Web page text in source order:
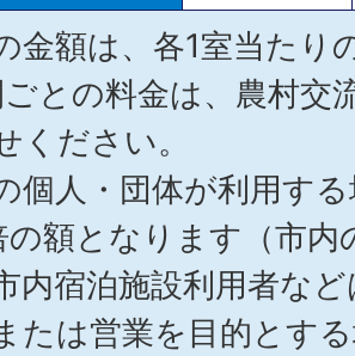
金額は、各1室当たり
ごとの料金は、農村交
ください。
個人・団体が利用す
の額となります（市内
内宿泊施設利用者な
たは営業を目的とす